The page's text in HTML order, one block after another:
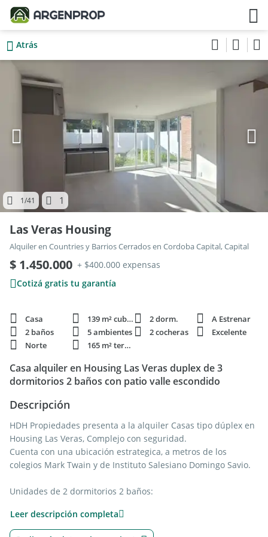
Atrás
1/41 1
Las Veras Housing
Alquiler en Countries y Barrios Cerrados en Cordoba Capital, Capital
$ 1.450.000 + $400.000 expensas
Cotizá gratis tu garantía
Casa 139 m² cubie. 2 dorm.
A Estrenar
2 baños
5 ambientes 2 cocheras
Excelente
Norte
165 m² terren.
Casa alquiler en Housing Las Veras duplex de 3
dormitorios 2 baños con patio valle escondido
Descripción
HDH Propiedades presenta a la alquiler Casas tipo dúplex en
Housing Las Veras, Complejo con seguridad.
Cuenta con una ubicación estrategica, a metros de los
colegios Mark Twain y de Instituto Salesiano Domingo Savio.
Unidades de 2 dormitorios 2 baños:
- living comedor super amplio con salida a cochera.
- cocina completa con bajo mesadas y alacenas.
Leer descripción completa